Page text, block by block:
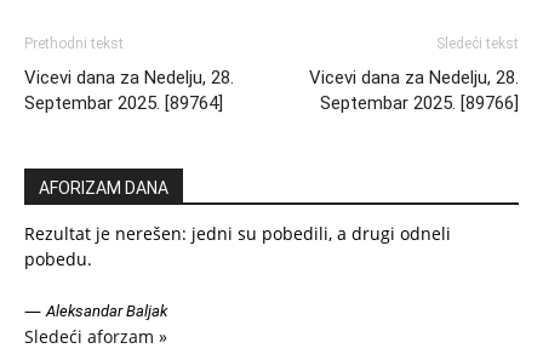
Prethodni tekst
Vicevi dana za Nedelju, 28.
Septembar 2025. [89764]
Sledeći tekst
Vicevi dana za Nedelju, 28.
Septembar 2025. [89766]
AFORIZAM DANA
Rezultat je nerešen: jedni su pobedili, a drugi odneli
pobedu.
—Aleksandar Baljak
Sledeći aforzam »